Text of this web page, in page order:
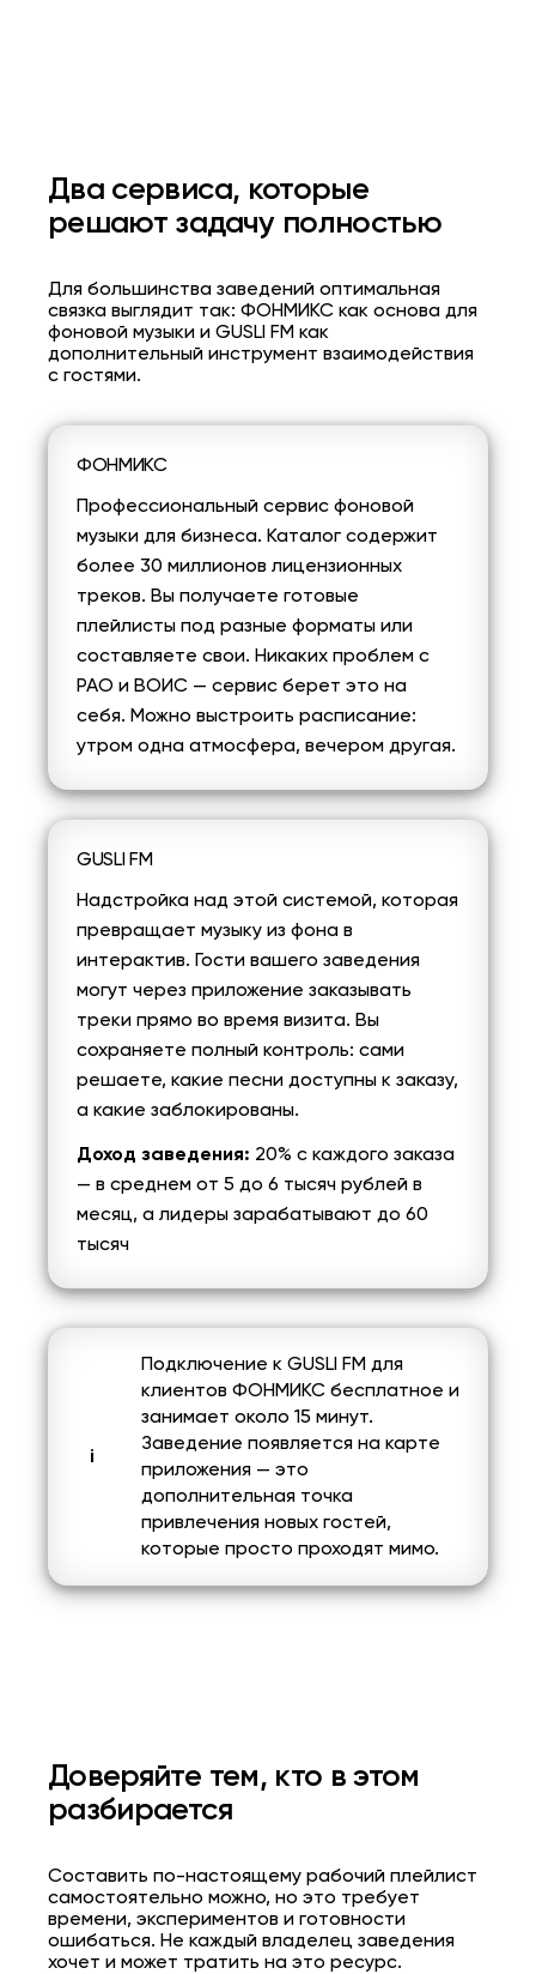
Два сервиса, которые
решают задачу полностью
Для большинства заведений оптимальная
связка выглядит так: ФОНМИКС как основа для
фоновой музыки и GUSLI FM как
дополнительный инструмент взаимодействия
с гостями.
ФОНМИКС
Профессиональный сервис фоновой
музыки для бизнеса. Каталог содержит
более 30 миллионов лицензионных
треков. Вы получаете готовые
плейлисты под разные форматы или
составляете свои. Никаких проблем с
РАО и ВОИС — сервис берет это на
себя. Можно выстроить расписание:
утром одна атмосфера, вечером другая.
GUSLI FM
Надстройка над этой системой, которая
превращает музыку из фона в
интерактив. Гости вашего заведения
могут через приложение заказывать
треки прямо во время визита. Вы
сохраняете полный контроль: сами
решаете, какие песни доступны к заказу,
а какие заблокированы.
Доход заведения: 20% с каждого заказа
— в среднем от 5 до 6 тысяч рублей в
месяц, а лидеры зарабатывают до 60
тысяч
Подключение к GUSLI FM для
клиентов ФОНМИКС бесплатное и
занимает около 15 минут.
Заведение появляется на карте
приложения — это
дополнительная точка
привлечения новых гостей,
которые просто проходят мимо.
Доверяйте тем, кто в этом
разбирается
Составить по-настоящему рабочий плейлист
самостоятельно можно, но это требует
времени, экспериментов и готовности
ошибаться. Не каждый владелец заведения
хочет и может тратить на это ресурс.